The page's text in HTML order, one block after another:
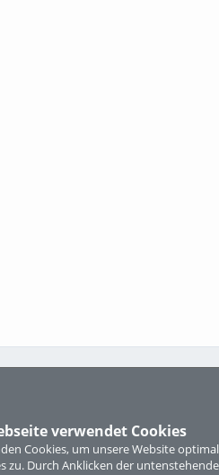
verwendet Cookies
Cookies, um unsere Website
zu. Durch Anklicken der